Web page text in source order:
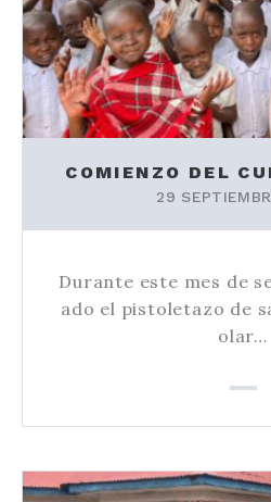
COMIENZO DEL
29
Durante este mes de
ado el pistoletazo de
olar…